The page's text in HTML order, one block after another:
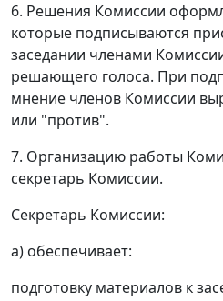
6. Решения Комиссии
которые подписываются
заседании членами
решающего голоса. При
мнение членов Комиссии
или "против".
7. Организацию работы
секретарь Комиссии.
Секретарь Комиссии:
а) обеспечивает:
подготовку материалов к